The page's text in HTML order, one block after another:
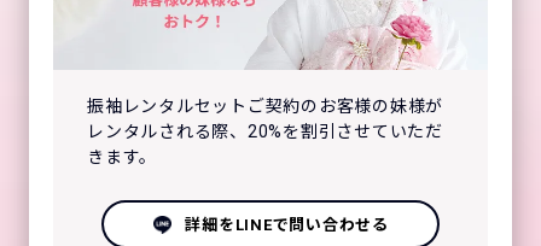
振袖レンタルセットご契約のお客様の妹様が
レンタルされる際、20%を割引させていただ
きます。
詳細をLINEで問い合わせる